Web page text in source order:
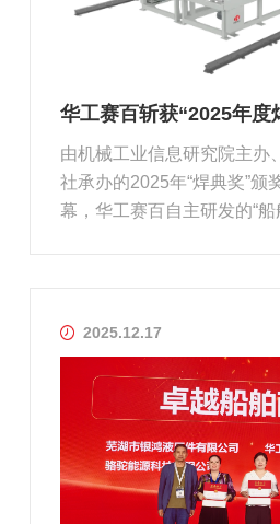
由机械工业信息研究院主办
社承办的2025年“焊典奖”颁
幕，华工赛百自主研发的“
2025.12.17